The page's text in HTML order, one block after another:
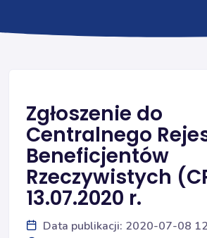
Zgłoszenie do
Centralnego
Beneficjentów
Rzeczywistych
13.07.2020 r.
Data publikacji: 2020-07-08